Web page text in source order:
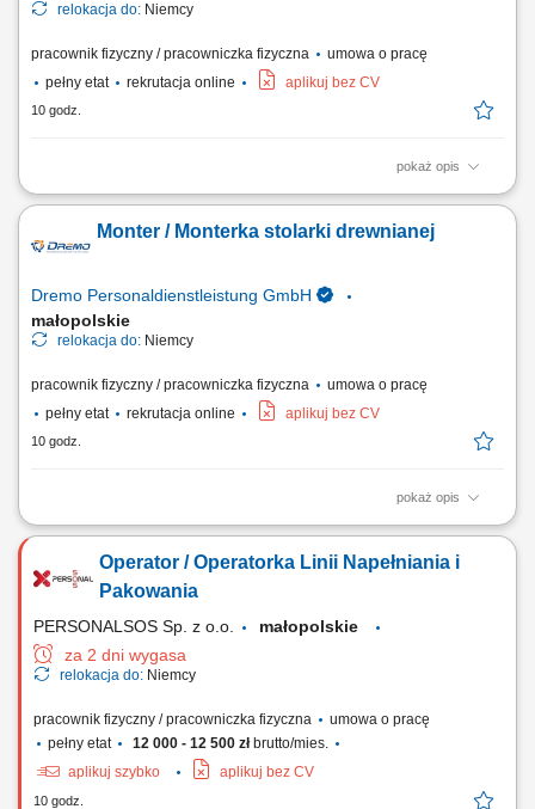
relokacja do: Niemcy
pracownik fizyczny / pracowniczka fizyczna
umowa o pracę
pełny etat
rekrutacja online aplikuj bez CV
10 godz.
pokaż opis
Twoje zadania: Produkcja i montaż schodów drewnianych;
okien, drzwi oraz drewnianych elementów wykończeniowych; Obsługa
urządzeń wykorzystywanych przy obróbce drewna; Szlifowanie,
Monter / Monterka stolarki drewnianej
Dremo Personaldienstleistung GmbH
małopolskie
relokacja do: Niemcy
pracownik fizyczny / pracowniczka fizyczna
umowa o pracę
pełny etat
rekrutacja online aplikuj bez CV
10 godz.
pokaż opis
Zakład produkcyjny specjalizujący się w stolarce drewnianej poszukuje
obowiązków: Obróbka i przygotowanie elementów drewnianych do
montażu; Cięcie i szlifowanie komponentów; Montaż okien, drzwi i
Operator / Operatorka Linii Napełniania i
Pakowania
PERSONALSOS Sp. z o.o.
małopolskie
za 2 dni wygasa
relokacja do: Niemcy
pracownik fizyczny / pracowniczka fizyczna
umowa o pracę
pełny etat
12 000 - 12 500 złbrutto/mies.
aplikuj szybko
aplikuj bez CV
10 godz.